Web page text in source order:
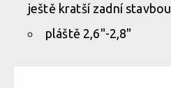
ještě kratší zadní stavbou
pláště 2,6"-2,8"